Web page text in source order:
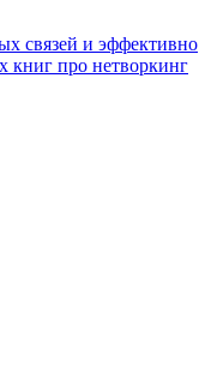
связей и эффективно
книг про нетворкинг